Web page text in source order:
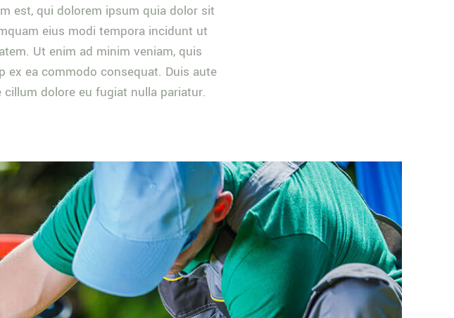
est, qui dolorem ipsum quia dolor sit
eius modi tempora incidunt ut
Ut enim ad minim veniam, quis
ea commodo consequat. Duis aute
dolore eu fugiat nulla pariatur.